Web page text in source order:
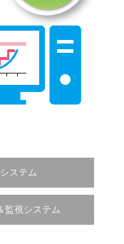
ステム
監視システム